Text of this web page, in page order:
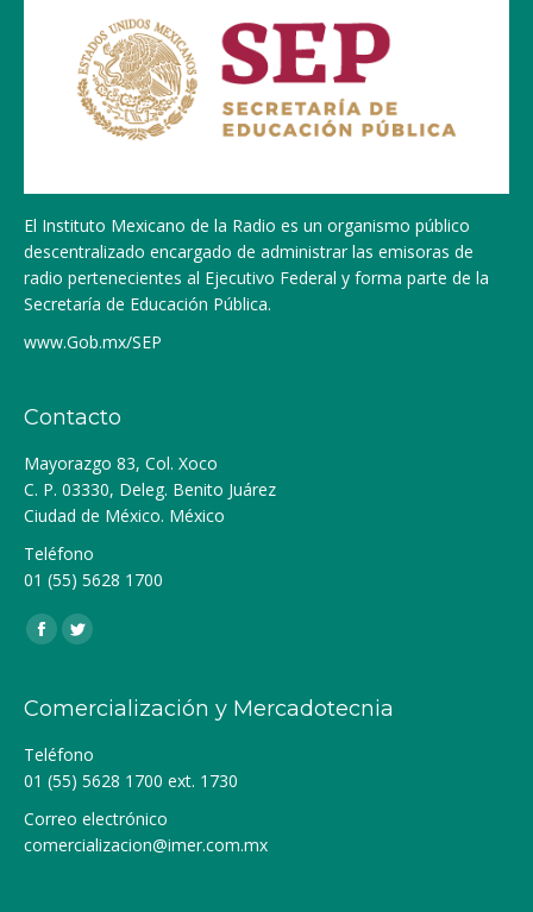
El Instituto Mexicano de la Radio es un organismo público
descentralizado encargado de administrar las emisoras de
radio pertenecientes al Ejecutivo Federal y forma parte de la
Secretaría de Educación Pública.
www.Gob.mx/SEP
Contacto
Mayorazgo 83, Col. Xoco
C. P. 03330, Deleg. Benito Juárez
Ciudad de México. México
Teléfono
01 (55) 5628 1700
Encuéntranos en:
Facebook
Twitter
Comercialización y Mercadotecnia
Teléfono
01 (55) 5628 1700 ext. 1730
Correo electrónico
comercializacion@imer.com.mx